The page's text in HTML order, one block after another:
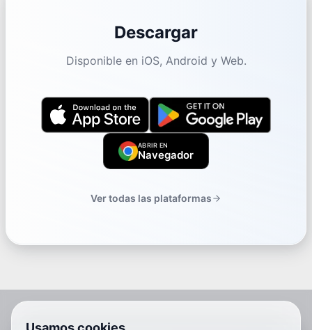
Descargar
Disponible en iOS, Android y Web.
ABRIR EN
Navegador
Ver todas las plataformas